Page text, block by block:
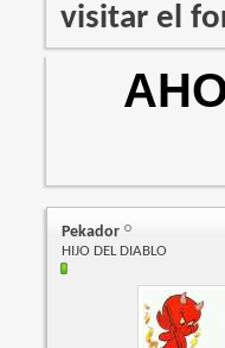
visitar el
Pekador
HIJO DEL DIABLO